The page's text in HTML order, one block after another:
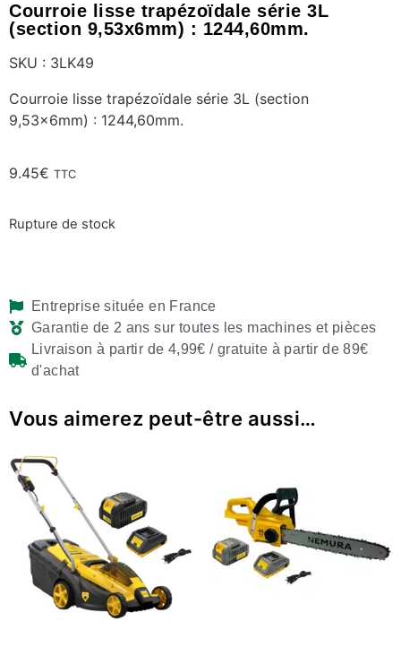
Courroie lisse trapézoïdale série 3L
(section 9,53x6mm) : 1244,60mm.
SKU : 3LK49
Courroie lisse trapézoïdale série 3L (section
9,53x6mm) : 1244,60mm.
9.45€ TTC
Rupture de stock
Entreprise située en France
Garantie de 2 ans sur toutes les machines et pièces
Livraison à partir de 4,99€ / gratuite à partir de 89€
d'achat
Vous aimerez peut-être aussi…